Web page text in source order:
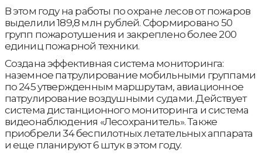
В этом году на работы по охране лесов от пожаров
выделили 189,8 млн рублей. Сформировано 50
групп пожаротушения и закреплено более 200
единиц пожарной техники.
Создана эффективная система мониторинга:
наземное патрулирование мобильными группами
по 245 утвержденным маршрутам, авиационное
патрулирование воздушными судами. Действует
система дистанционного мониторинга и система
видеонаблюдения «Лесохранитель». Также
приобрели 34 беспилотных летательных аппарата
и еще планируют 6 штук в этом году.